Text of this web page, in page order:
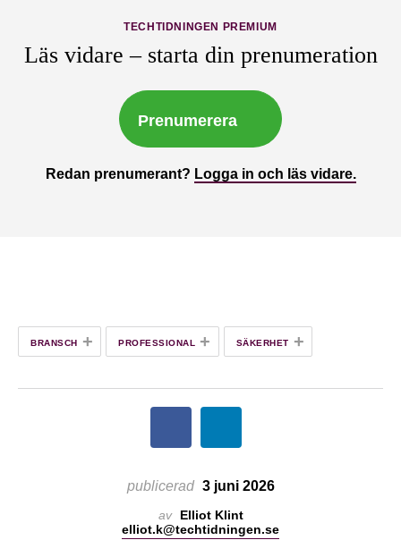
TECHTIDNINGEN PREMIUM
Läs vidare – starta din prenumeration
Prenumerera
Redan prenumerant? Logga in och läs vidare.
BRANSCH + PROFESSIONAL + SÄKERHET +
publicerad 3 juni 2026
av
Elliot Klint
elliot.k@techtidningen.se